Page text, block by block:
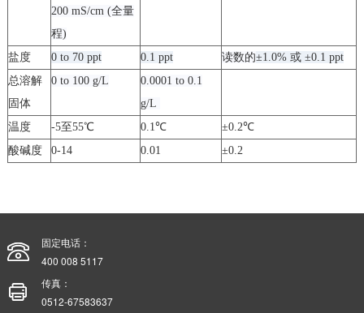
200 mS/cm (全量
程)
盐度 0 to 70 ppt 0.1 ppt 读数的±1.0% 或±0.1 ppt
总溶解
固体
0 to 100 g/L
0.0001 to 0.1
g/L
温度
-5至55℃ 0.1℃ ±0.2℃
酸碱度
0-14 0.01 ±0.2
固定电话：
400 008 5117
传真：
0512-67583637